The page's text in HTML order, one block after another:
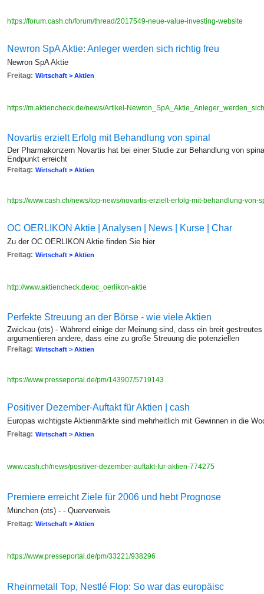
https://forum.cash.ch/forum/thread/2017549-neue-value-investing-website
Newron SpA Aktie: Anleger werden sich richtig freu
Newron SpA Aktie
Freitag: Wirtschaft > Aktien
https://m.aktiencheck.de/news/Artikel-
Novartis erzielt Erfolg mit Behandlung von spinal
Der Pharmakonzern Novartis hat bei einer Studie zur Behandlung von
Endpunkt erreicht
Freitag: Wirtschaft > Aktien
https://www.cash.ch/news/top-news/novartis-erzielt-erfolg-mit-behandlung-
OC OERLIKON Aktie | Analysen | News | Kurse | Char
Zu der OC OERLIKON Aktie finden Sie hier
Freitag: Wirtschaft > Aktien
http://www.aktiencheck.de/oc_oerlikon-aktie
Perfekte Streuung an der Börse - wie viele Aktien
Zwickau (ots) - Während einige der Meinung sind, dass ein breit
argumentieren andere, dass eine zu große Streuung die potenziellen
Freitag: Wirtschaft > Aktien
https://www.presseportal.de/pm/143907/5719143
Positiver Dezember-Auftakt für Aktien | cash
Europas wichtigste Aktienmärkte sind mehrheitlich mit Gewinnen in die
Freitag: Wirtschaft > Aktien
www.cash.ch/news/positiver-dezember-auftakt-fur-aktien-774275
Premiere erreicht Ziele für 2006 und hebt Prognose
München (ots) - - Querverweis
Freitag: Wirtschaft > Aktien
https://www.presseportal.de/pm/33221/938296
Rheinmetall Top, Nestlé Flop: So war das europäisc